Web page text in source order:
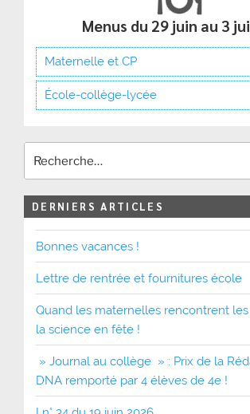
Menus du 29 juin au 3
Maternelle et CP
École-collège-lycée
DERNIERS ARTICLES
Bonnes vacances !
Lettre de rentrée et fournitures école
Quand les maternelles rencontrent les
la science en fête !
» Journal au collège » : Prix de la
DNA remporté par 4 élèves de 4e !